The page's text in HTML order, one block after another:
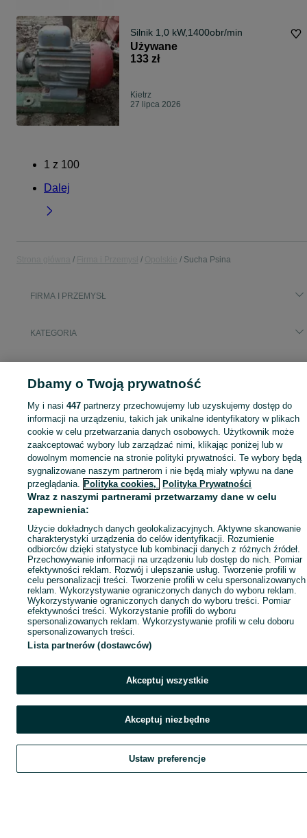
Silnik 1,0 kW,1400obr/min
Używane
133 zł
Kietrz
27 lipca 2026
1 z 100
Dalej
Sucha Psina
FIRMA I PRZEMYSŁ
KATEGORIA
Mapa kategorii
Mapa miejscowości
Mapa ministron
Popularne wyszukiwania
Szukaj Obserwujesz Dodaj Czat
Dbamy o Twoją prywatność
My i nasi447 partnerzy przechowujemy lub uzyskujemy dostęp do
informacji na urządzeniu, takich jak unikalne identyfikatory w plikach
cookie w celu przetwarzania danych osobowych. Użytkownik może
zaakceptować wybory lub zarządzać nimi, klikając poniżej lub w
dowolnym momencie na stronie polityki prywatności. Te wybory będą
sygnalizowane naszym partnerom i nie będą miały wpływu na dane
przeglądania. Polityka cookies, Polityka Prywatności
Wraz z naszymi partnerami przetwarzamy dane w celu
zapewnienia:
Użycie dokładnych danych geolokalizacyjnych. Aktywne skanowanie
charakterystyki urządzenia do celów identyfikacji. Rozumienie
odbiorców dzięki statystyce lub kombinacji danych z różnych źródeł.
Przechowywanie informacji na urządzeniu lub dostęp do nich. Pomiar
efektywności reklam. Rozwój i ulepszanie usług. Tworzenie profili w
celu personalizacji treści. Tworzenie profili w celu spersonalizowanych
reklam. Wykorzystywanie ograniczonych danych do wyboru reklam.
Wykorzystywanie ograniczonych danych do wyboru treści. Pomiar
efektywności treści. Wykorzystanie profili do wyboru
spersonalizowanych reklam. Wykorzystywanie profili w celu doboru
spersonalizowanych treści.
Lista partnerów (dostawców)
Akceptuj wszystkie
Akceptuj niezbędne
Ustaw preferencje